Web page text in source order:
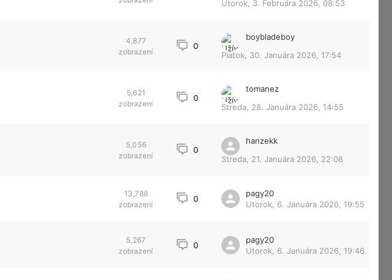
Utorok, 3. Februára 2026, 08:53
4,877
zobrazení
0
boybladeboy
Piatok, 30. Januára 2026, 17:54
5,621
zobrazení
0
tomanez
Streda, 28. Januára 2026, 14:55
5,056
zobrazení
0
hanzekk
Streda, 21. Januára 2026, 22:08
13,788
zobrazení
0
pagy20
Utorok, 6. Januára 2026, 19:55
5,267
zobrazení
0
pagy20
Utorok, 6. Januára 2026, 19:46